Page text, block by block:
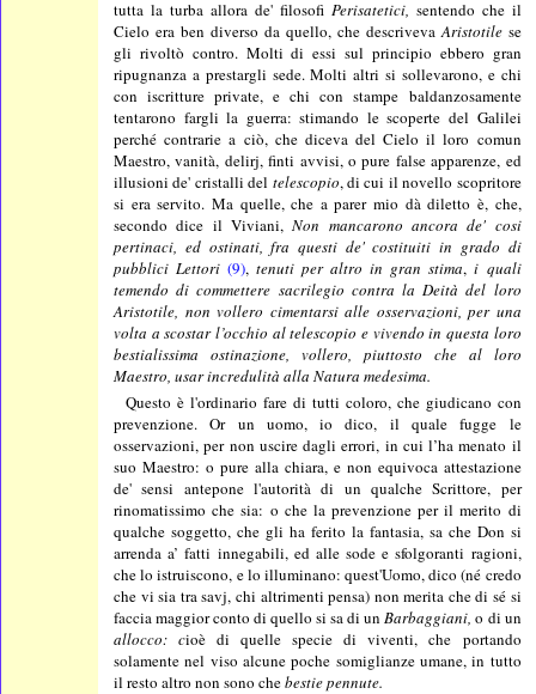
tutta la turba allora de' filosofi Perisatetici, sentendo che il
Cielo era ben diverso da quello, che descrivevaAristotile se
gli rivoltò contro. Molti di essi sul principio ebbero gran
ripugnanza a prestargli sede. Molti altri si sollevarono, e chi
con iscritture private, e chi con stampe baldanzosamente
tentarono fargli la guerra: stimando le scoperte del Galilei
perché contrarie a ciò, che diceva del Cielo il loro comun
Maestro, vanità, delirj, finti avvisi, o pure false apparenze, ed
illusioni de' cristalli del telescopio, di cui il novello scopritore
si era servito. Ma quelle, che a parer mio dà diletto è, che,
secondo dice il Viviani,Non mancarono ancora de' cosi
pertinaci, ed ostinati, fra questi de' costituiti in grado di
pubblici Lettori (9),tenuti per altro in gran stima, i quali
temendo di commettere sacrilegio contra la Deità del loro
Aristotile, non vollero cimentarsi alle osservazioni, per una
volta a scostar l’occhio al telescopio e vivendo in questa loro
bestialissima ostinazione, vollero, piuttosto che al loro
Maestro, usar incredulità alla Natura medesima.
Questo è l'ordinario fare di tutti coloro, che giudicano con
prevenzione. Or un uomo, io dico, il quale fugge le
osservazioni, per non uscire dagli errori, in cui l’ha menato il
suo Maestro: o pure alla chiara, e non equivoca attestazione
de' sensi antepone l'autorità di un qualche Scrittore, per
rinomatissimo che sia: o che la prevenzione per il merito di
qualche soggetto, che gli ha ferito la fantasia, sa che Don si
arrenda a’ fatti innegabili, ed alle sode e sfolgoranti ragioni,
che lo istruiscono, e lo illuminano: quest'Uomo, dico (né credo
che vi sia tra savj, chi altrimenti pensa) non merita che di sé si
faccia maggior conto di quello si sa di unBarbaggiani,o di un
allocco: cioè di quelle specie di viventi, che portando
solamente nel viso alcune poche somiglianze umane, in tutto
il resto altro non sono chebestie pennute.